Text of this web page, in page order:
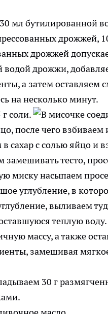
мл бутилированной
дрожжей,
дрожжей
а затем оставляем
соли.
после чего
замешивать тесто,
углубление, в
теплую воду.
замешивая
30 г